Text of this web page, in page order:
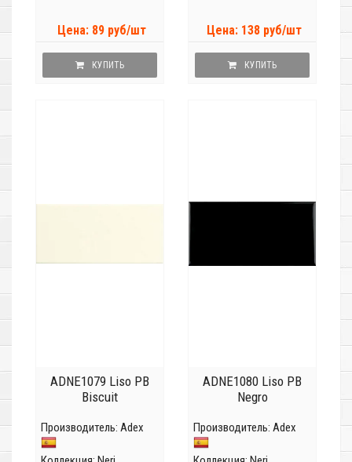
Цена: 89 руб/шт
КУПИТЬ
Цена: 138 руб/шт
КУПИТЬ
ADNE1079 Liso PB
Biscuit
Производитель: Adex
ADNE1080 Liso PB
Negro
Производитель: Adex